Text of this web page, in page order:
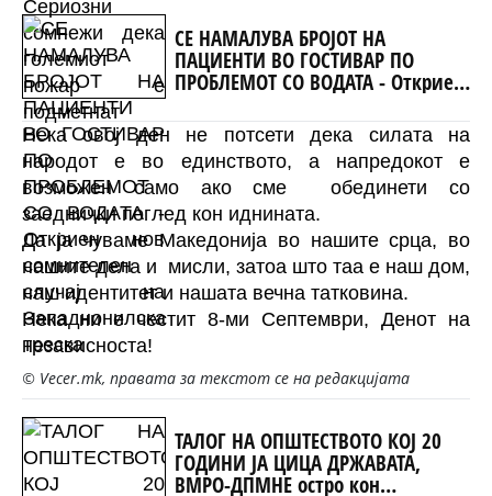
СЕ НАМАЛУВА БРОЈОТ НА
ПАЦИЕНТИ ВО ГОСТИВАР ПО
ПРОБЛЕМОТ СО ВОДАТА - Откриен
Западнонилска треска
Нека овој ден не потсети дека силата на
народот е во единството, а напредокот е
возможен само ако сме
обединети со
заеднички поглед кон иднината.
Да ја чуваме Македонија во нашите срца, во
нашите дела и мисли, затоа што таа е наш дом,
наш идентитет и нашата вечна татковина.
Нека ни е честит 8-ми Септември, Денот на
независноста!
© Vecer.mk, правата за текстот се на редакцијата
ТАЛОГ НА ОПШТЕСТВОТО КОЈ 20
ГОДИНИ ЈА ЦИЦА ДРЖАВАТА,
ВМРО-ДПМНЕ остро кон